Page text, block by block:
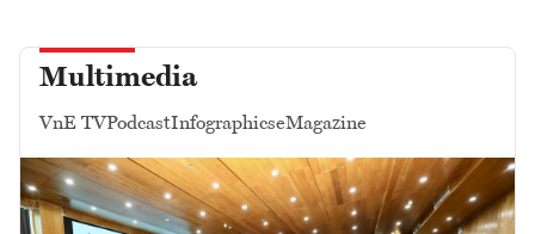
Multimedia
VnE TVPodcastInfographicseMagazine